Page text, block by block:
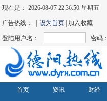
现在是：2026-08-07 22:36:50 星期五
广告热线： |设为首页 | 加入收藏
登陆用户名： 密码：
首页 资讯 财经